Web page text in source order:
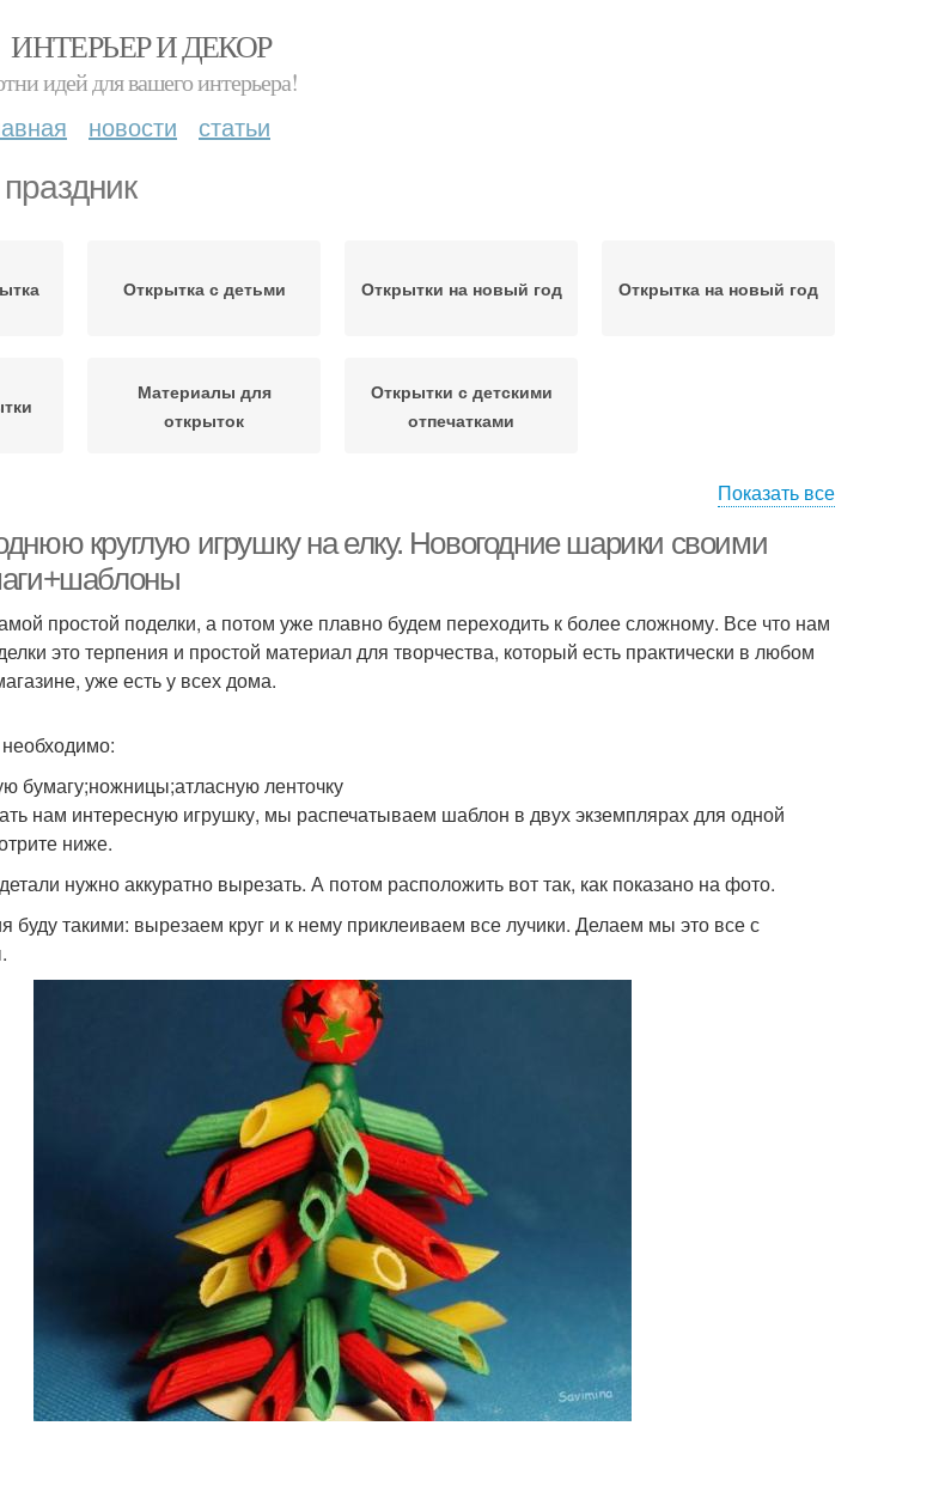
ИНТЕРЬЕР И ДЕКОР
идей для вашего интерьера!
новости статьи
Открытка с детьми Открытки на новый год Открытка на новый год
Материалы для
открыток
Открытки с детскими
отпечатками
Показать все
круглую игрушку на елку. Новогодние шарики своими
простой поделки, а потом уже плавно будем переходить к более сложному. Все что нам
это терпения и простой материал для творчества, который есть практически в любом
уже есть у всех дома.
бумагу;ножницы;атласную ленточку
нам интересную игрушку, мы распечатываем шаблон в двух экземплярах для одной
ниже.
нужно аккуратно вырезать. А потом расположить вот так, как показано на фото.
такими: вырезаем круг и к нему приклеиваем все лучики. Делаем мы это все с